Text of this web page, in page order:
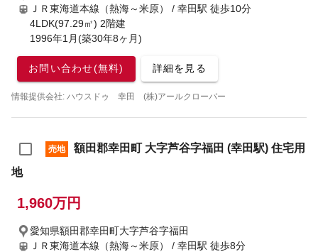
ＪＲ東海道本線（熱海～米原） / 幸田駅 徒歩10分
4LDK(97.29㎡) 2階建
1996年1月(築30年8ヶ月)
お問い合わせ(無料) 詳細を見る
情報提供会社: ハウスドゥ 幸田 (株)アールクローバー
売地
額田郡幸田町 大字芦谷字福田 (幸田駅) 住宅用
地
1,960万円
愛知県額田郡幸田町大字芦谷字福田
ＪＲ東海道本線（熱海～米原） / 幸田駅 徒歩8分